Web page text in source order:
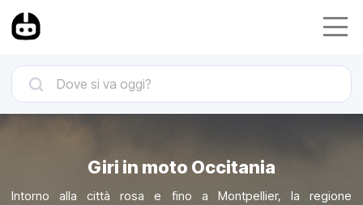
Giri in moto Occitania
Intorno alla città rosa e fino a Montpellier, la regione